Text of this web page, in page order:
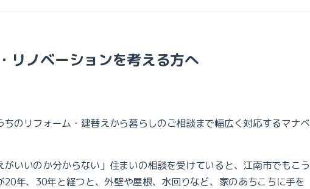
リノベーションを考える方へ
のリフォーム・建替えから暮らしのご相談まで幅広く対応するマナベ
いいのか分からない」 住まいの相談を受けていると、江南市でもこう
20年、30年と経つと、外壁や屋根、水回りなど、家のあちこちに手を